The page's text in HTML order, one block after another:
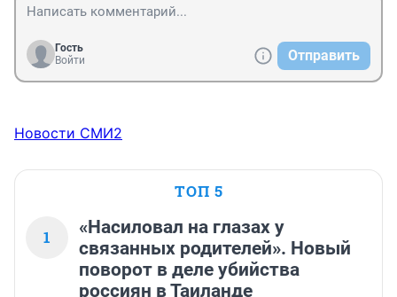
Гость
Войти
Отправить
Новости СМИ2
ТОП 5
1
«Насиловал на глазах у
связанных родителей». Новый
поворот в деле убийства
россиян в Таиланде